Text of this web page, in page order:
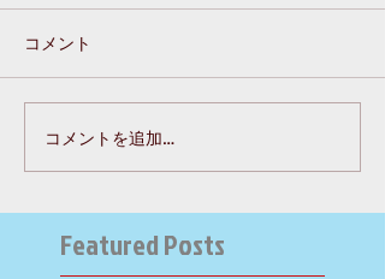
コメント
コメントを追加…
Featured Posts